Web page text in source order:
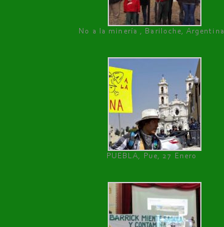
No a la minería , Bariloche, Argentina
PUEBLA, Pue, 27 Enero